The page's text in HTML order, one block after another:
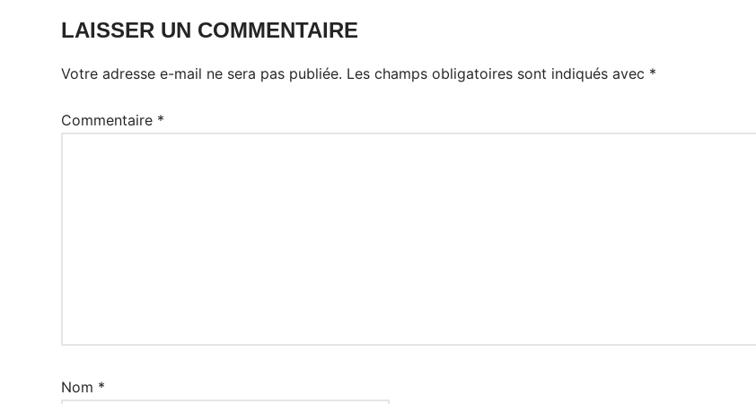
LAISSER UN COMMENTAIRE
Votre adresse e-mail ne sera pas publiée. Les champs obligatoires sont indiqués avec *
Commentaire *
Nom *